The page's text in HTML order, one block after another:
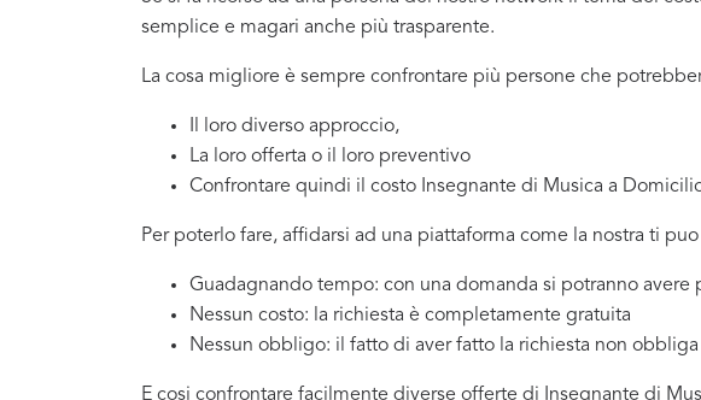
semplice e magari anche più trasparente.
La cosa migliore è sempre confrontare più persone che
Il loro diverso approccio,
La loro offerta o il loro preventivo
Confrontare quindi il costo Insegnante di Musica a
Per poterlo fare, affidarsi ad una piattaforma come la nostra ti
Guadagnando tempo: con una domanda si potranno avere
Nessun costo: la richiesta è completamente gratuita
Nessun obbligo: il fatto di aver fatto la richiesta non
E cosi confrontare facilmente diverse offerte di Insegnante di